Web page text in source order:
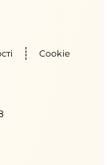
Cookie